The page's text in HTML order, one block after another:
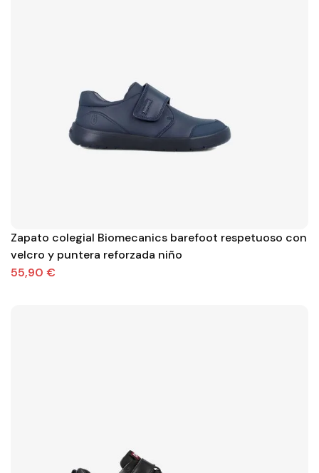
Zapato colegial Biomecanics barefoot respetuoso con
velcro y puntera reforzada niño
55,90 €